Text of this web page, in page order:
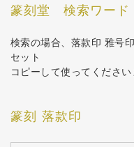
篆刻堂 検索ワード
検索の場合、落款印 雅号
セット
コピーして使ってください
篆刻 落款印